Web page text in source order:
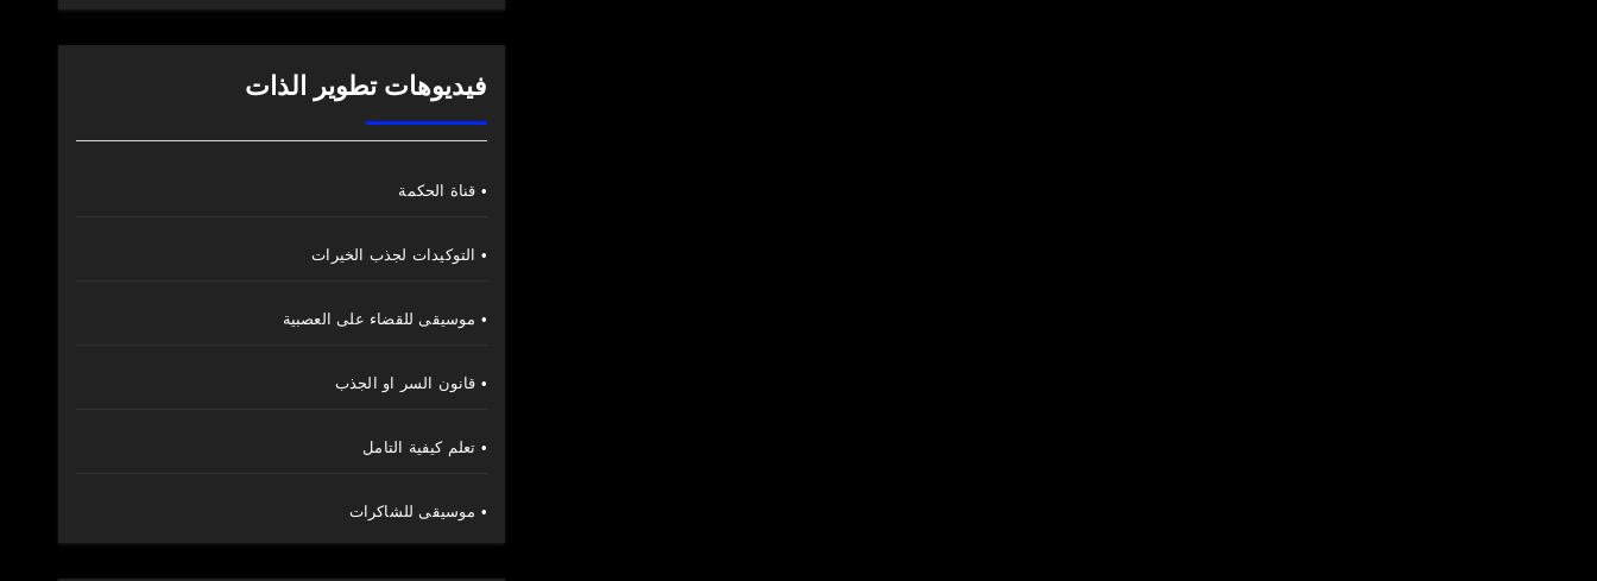
فيديوهات تطوير الذات
• قناة الحكمة
• التوكيدات لجذب الخيرات
• موسيقى للقضاء على العصبية
• قانون السر او الجذب
• تعلم كيفية التامل
• موسيقى للشاكرات